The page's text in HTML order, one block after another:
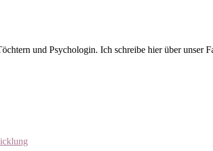
und Psychologin. Ich schreibe hier über unser